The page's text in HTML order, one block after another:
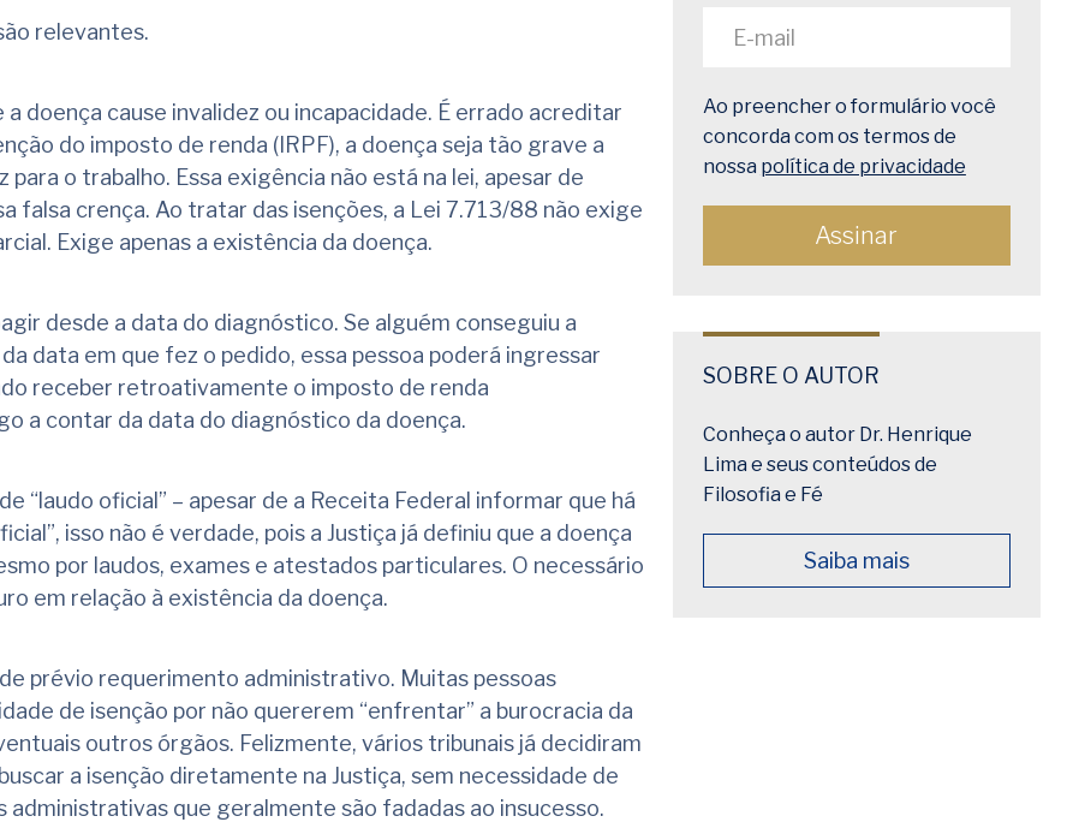
relevantes.
a doença cause invalidez ou incapacidade. É errado acreditar
do imposto de renda (IRPF), a doença seja tão grave a
para o trabalho. Essa exigência não está na lei, apesar de
falsa crença. Ao tratar das isenções, a Lei 7.713/88 não exige
Exige apenas a existência da doença.
desde a data do diagnóstico. Se alguém conseguiu a
data em que fez o pedido, essa pessoa poderá ingressar
receber retroativamente o imposto de renda
a contar da data do diagnóstico da doença.
“laudo oficial” – apesar de a Receita Federal informar que há
isso não é verdade, pois a Justiça já definiu que a doença
por laudos, exames e atestados particulares. O necessário
em relação à existência da doença.
prévio requerimento administrativo. Muitas pessoas
de isenção por não quererem “enfrentar” a burocracia da
outros órgãos. Felizmente, vários tribunais já decidiram
a isenção diretamente na Justiça, sem necessidade de
administrativas que geralmente são fadadas ao insucesso.
Ao preencher o formulário você
concorda com os termos de
nossa política de privacidade
SOBRE O AUTOR
Conheça o autor Dr. Henrique
Lima e seus conteúdos de
Filosofia e Fé
Saiba mais